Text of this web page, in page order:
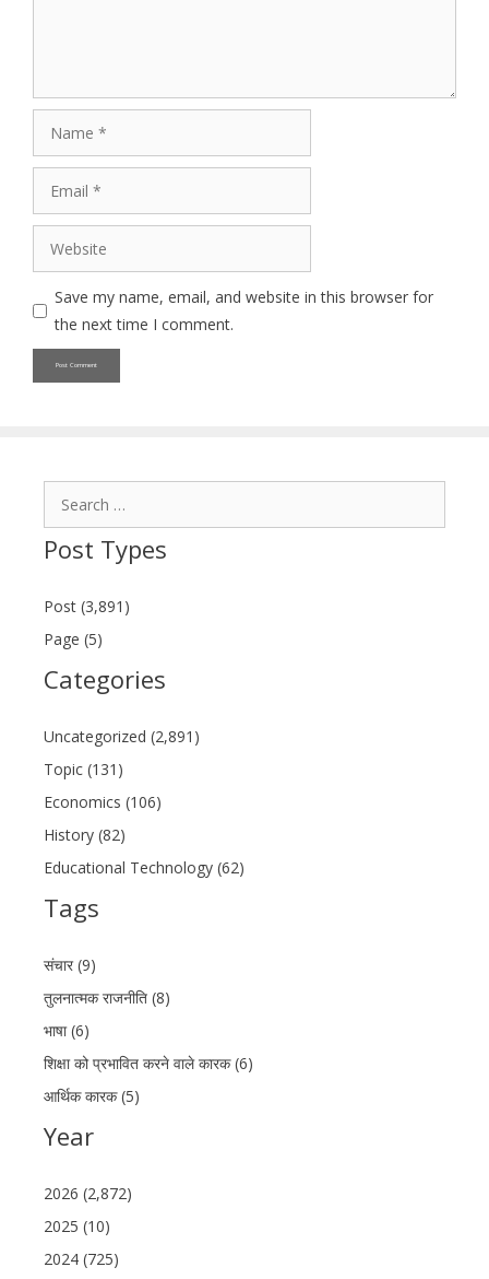
Website
Save my name, email, and website in this browser for
the next time I comment.
Post Types
Post (3,891)
Page (5)
Categories
Uncategorized (2,891)
Topic (131)
Economics (106)
History (82)
Educational Technology (62)
Tags
संचार (9)
तुलनात्मक राजनीति (8)
भाषा (6)
शिक्षा को प्रभावित करने वाले कारक (6)
आर्थिक कारक (5)
Year
2026 (2,872)
2025 (10)
2024 (725)